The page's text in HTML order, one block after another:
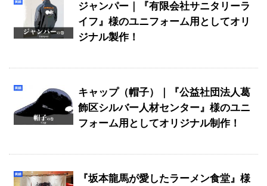
ジャンパー｜『有限会社サニタリーラ
イフ』様のユニフォーム用としてオリ
ジナル製作！
キャップ（帽子）｜『公益社団法人葛
飾区シルバー人材センター』様のユニ
フォーム用としてオリジナル制作！
『坂本龍馬が愛したラーメン食堂』様